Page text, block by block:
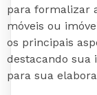
para formalizar
móveis ou
os principais
destacando sua
para sua